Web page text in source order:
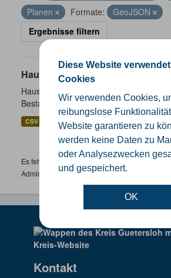
Diese Website verwendet
Cookies
Wir verwenden Cookies,
reibungslose
Website garantieren zu
werden keine Daten zu
oder Analysezwecken
und gespeichert.
OK
Planen
Formate:
GeoJSON
Ergebnisse filtern
Hausnummernkoordinaten
Hausnummernkoordinaten abgeleitet
Bestand
CSV GeoJSON
Es fehlen spezifische Datensätze? Wenden
Administrator unter:support.gis@kreis-
Kontakt